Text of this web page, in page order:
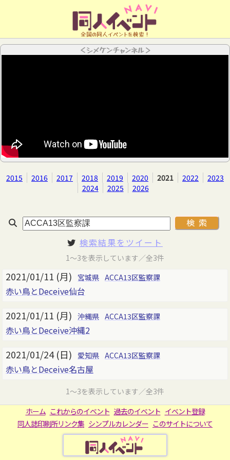
全国の同人イベントを検索！
＜シメケンチャンネル＞
2015 2016 2017 2018 2019 2020 2021 2022
2023
2024
2025 2026
検索結果をツイート
1～3を表示しています／全3件
2021/01/11 (月) 宮城県 ACCA13区監察課
赤い鳥とDeceive仙台
2021/01/11 (月) 沖縄県 ACCA13区監察課
赤い鳥とDeceive沖縄2
2021/01/24 (日) 愛知県 ACCA13区監察課
赤い鳥とDeceive名古屋
1～3を表示しています／全3件
ホーム これからのイベント 過去のイベント イベント登録
同人誌印刷所リンク集 シンプルカレンダー このサイトについて